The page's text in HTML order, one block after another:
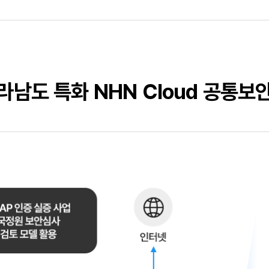
남도 특화 NHN Cloud 공통보